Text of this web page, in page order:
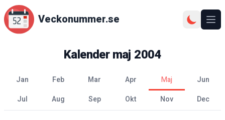
Veckonummer.se
Kalendermaj 2004
jan feb mar apr maj
jun
jul
aug sep okt nov dec